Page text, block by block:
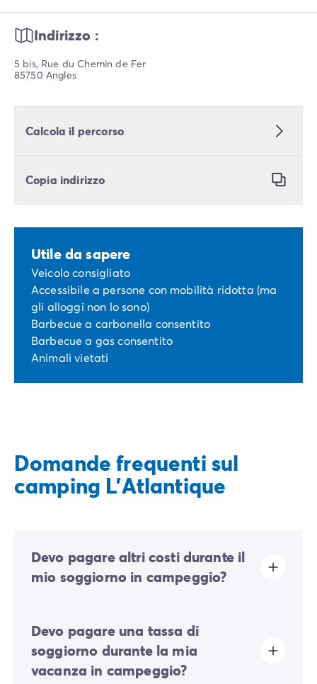
Indirizzo :
5 bis, Rue du Chemin de Fer
85750 Angles
Calcola il percorso
Copia indirizzo
Utile da sapere
Veicolo consigliato
Accessibile a persone con mobilità ridotta (ma
gli alloggi non lo sono)
Barbecue a carbonella consentito
Barbecue a gas consentito
Animali vietati
Domande frequenti sul
camping L'Atlantique
Devo pagare altri costi durante il
mio soggiorno in campeggio?
ecologico per finanziare una parte delle azioni di
sviluppo sostenibile. Il contributo dovrà quindi essere
pagato al momento del check-in online oppure
direttamente sul posto.
Devo pagare una tassa di
soggiorno durante la mia
vacanza in campeggio?